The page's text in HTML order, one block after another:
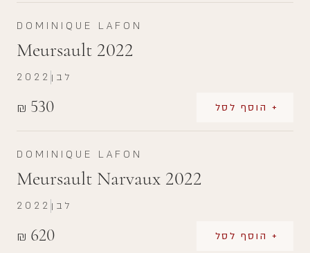
DOMINIQUE LAFON
Meursault 2022
₪ 530 + הוסף לסל
2022 לבן
DOMINIQUE LAFON
Meursault Narvaux 2022
₪ 620 + הוסף לסל
2022 לבן